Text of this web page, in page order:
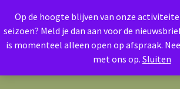
Op de hoogte blijven van onze
seizoen? Meld je dan aan voor de
is momenteel alleen open op afspraak.
met ons op. Sluiten